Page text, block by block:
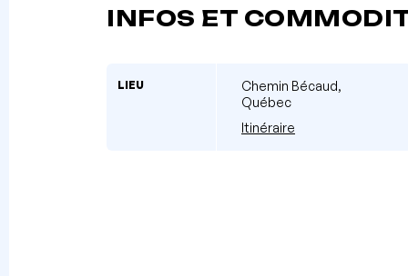
INFOS ET
LIEU
Chemin Bécaud,
Québec
Itinéraire